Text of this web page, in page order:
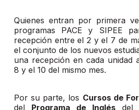
Quienes entran por primera
programas PACE y SIPEE
recepción entre el 2 y el 7 de
el conjunto de los nuevos
una recepción en cada unidad
8 y el 10 del mismo mes.
Por su parte, los Cursos de
del Programa de Inglés del